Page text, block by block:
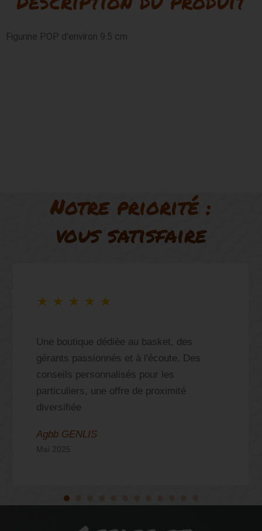
Figurine POP d'environ 9.5 cm
Notre priorité :
vous satisfaire
★ ★ ★ ★ ★
Une boutique dédiée au basket, des
gérants passionnés et à l'écoute. Des
conseils personnalisés pour les
particuliers, une offre de proximité
diversifiée
Agbb GENLIS
Mai 2025